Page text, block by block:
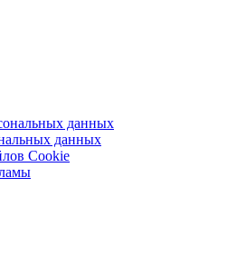
данных
данных
Cookie